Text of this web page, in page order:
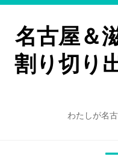
名古屋＆
割り切り
わたしが名